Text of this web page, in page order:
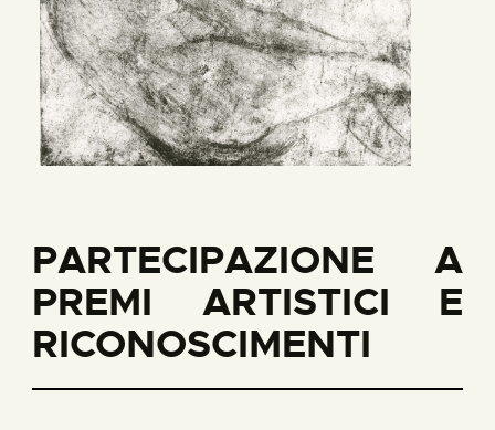
PARTECIPAZIONE A
PREMI ARTISTICI E
RICONOSCIMENTI